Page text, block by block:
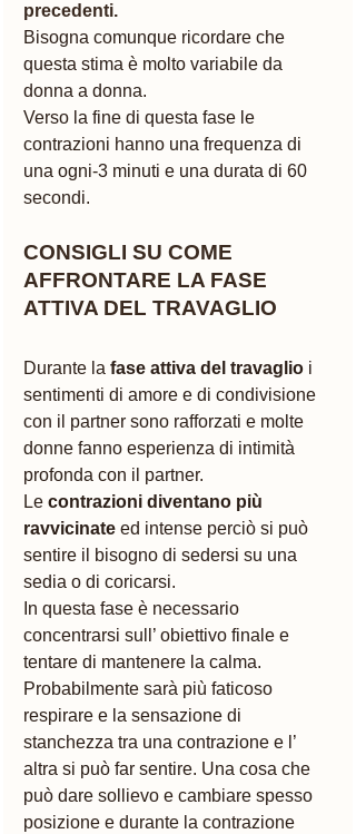
precedenti.
Bisogna comunque ricordare che
questa stima è molto variabile da
donna a donna.
Verso la fine di questa fase le
contrazioni hanno una frequenza di
una ogni-3 minuti e una durata di 60
secondi.
CONSIGLI SU COME
AFFRONTARE LA FASE
ATTIVA DEL TRAVAGLIO
Durante la fase attiva del travaglio i
sentimenti di amore e di condivisione
con il partner sono rafforzati e molte
donne fanno esperienza di intimità
profonda con il partner.
Le contrazioni diventano più
ravvicinate ed intense perciò si può
sentire il bisogno di sedersi su una
sedia o di coricarsi.
In questa fase è necessario
concentrarsi sull’ obiettivo finale e
tentare di mantenere la calma.
Probabilmente sarà più faticoso
respirare e la sensazione di
stanchezza tra una contrazione e l’
altra si può far sentire. Una cosa che
può dare sollievo e cambiare spesso
posizione e durante la contrazione